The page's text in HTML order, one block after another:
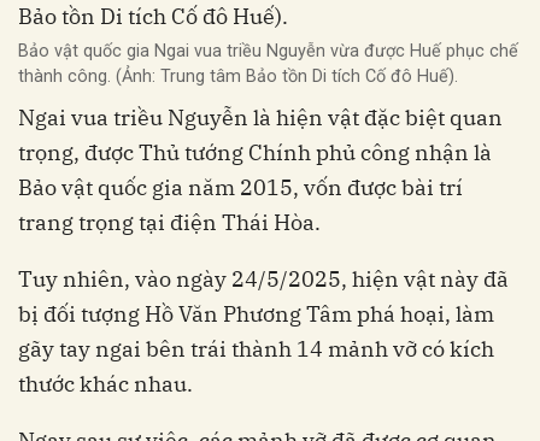
Bảo vật quốc gia Ngai vua triều Nguyễn vừa được Huế phục chế
thành công. (Ảnh: Trung tâm Bảo tồn Di tích Cố đô Huế).
Ngai vua triều Nguyễn là hiện vật đặc biệt quan
trọng, được Thủ tướng Chính phủ công nhận là
Bảo vật quốc gia năm 2015, vốn được bài trí
trang trọng tại điện Thái Hòa.
Tuy nhiên, vào ngày 24/5/2025, hiện vật này đã
bị đối tượng Hồ Văn Phương Tâm phá hoại, làm
gãy tay ngai bên trái thành 14 mảnh vỡ có kích
thước khác nhau.